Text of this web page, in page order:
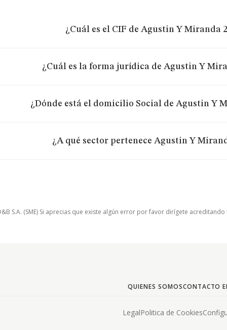
¿Cuál es el CIF de Agustin Y Miranda
¿Cuál es la forma jurídica de Agustin Y
¿Dónde está el domicilio Social de Agustin Y
¿A qué sector pertenece Agustin Y
S.A. (SME) Si aprecias que existe algún error por favor dirígete
QUIENES SOMOSCONTACTO
LegalPolitica de Cookies